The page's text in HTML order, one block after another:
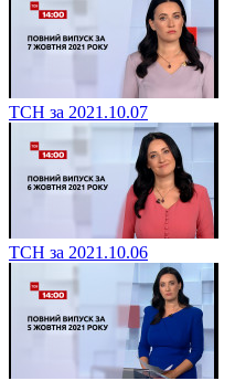
ТСН за 2021.10.07
ТСН за 2021.10.06